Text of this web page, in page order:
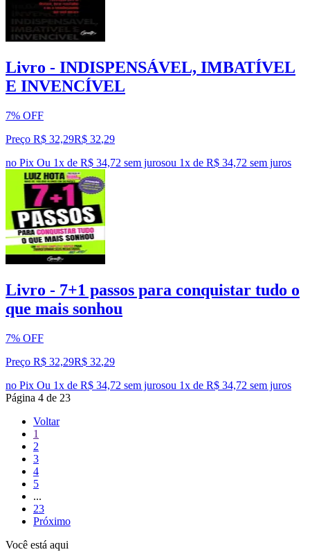
Livro - INDISPENSÁVEL, IMBATÍVEL
E INVENCÍVEL
7% OFF
Preço R$ 32,29R$ 32,29
no Pix Ou 1x de R$ 34,72 sem jurosou 1x de R$ 34,72 sem juros
Livro - 7+1 passos para conquistar tudo o
que mais sonhou
7% OFF
Preço R$ 32,29R$ 32,29
no Pix Ou 1x de R$ 34,72 sem jurosou 1x de R$ 34,72 sem juros
Página 4 de 23
Voltar
1
2
3
4
5
...
23
Próximo
Você está aqui